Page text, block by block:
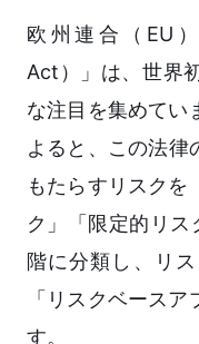
欧州連合（EU
Act）」は、世界
な注目を集めてい
よると、この法律
もたらすリスクを
ク」「限定的リ
階に分類し、リ
「リスクベース
す。